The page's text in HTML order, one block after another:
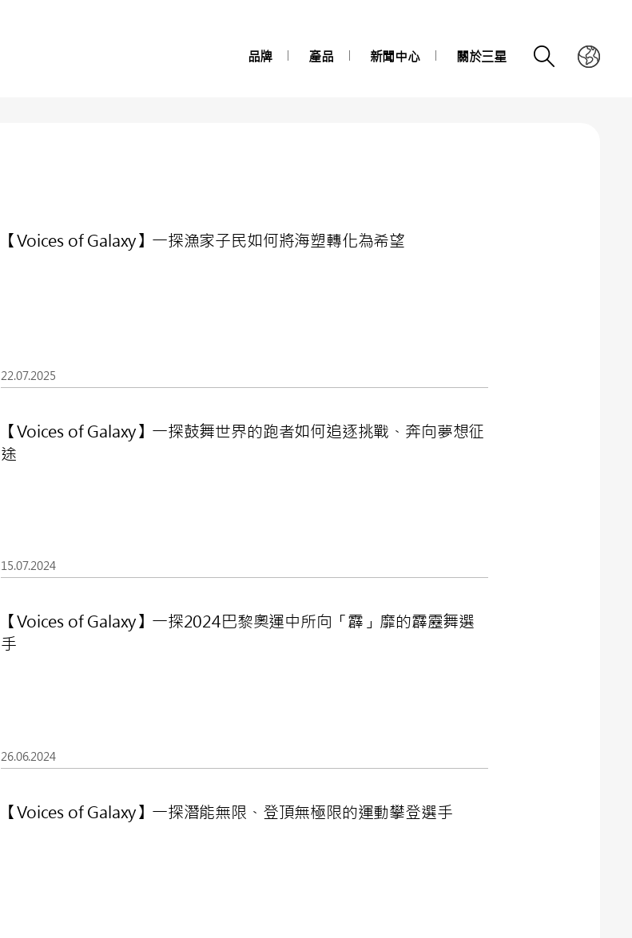
品牌 產品 新聞中心 關於三星
【Voices of Galaxy】一探漁家子民如何將海塑轉化為希望
22.07.2025
【Voices of Galaxy】一探鼓舞世界的跑者如何追逐挑戰、奔向夢想征
途
15.07.2024
【Voices of Galaxy】一探2024巴黎奧運中所向「霹」靡的霹靂舞選
手
26.06.2024
【Voices of Galaxy】一探潛能無限、登頂無極限的運動攀登選手